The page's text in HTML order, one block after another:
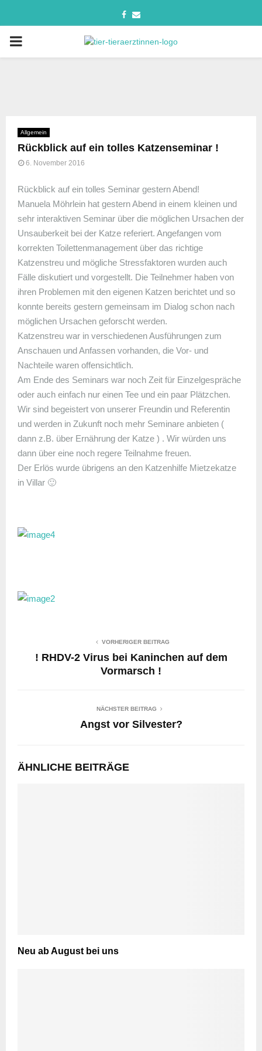
Allgemein
Rückblick auf ein tolles Katzenseminar !
6. November 2016
Rückblick auf ein tolles Seminar gestern Abend!
Manuela Möhrlein hat gestern Abend in einem kleinen und
sehr interaktiven Seminar über die möglichen Ursachen der
Unsauberkeit bei der Katze referiert. Angefangen vom
korrekten Toilettenmanagement über das richtige
Katzenstreu und mögliche Stressfaktoren wurden auch
Fälle diskutiert und vorgestellt. Die Teilnehmer haben von
ihren Problemen mit den eigenen Katzen berichtet und so
konnte bereits gestern gemeinsam im Dialog schon nach
möglichen Ursachen geforscht werden.
Katzenstreu war in verschiedenen Ausführungen zum
Anschauen und Anfassen vorhanden, die Vor- und
Nachteile waren offensichtlich.
Am Ende des Seminars war noch Zeit für Einzelgespräche
oder auch einfach nur einen Tee und ein paar Plätzchen.
Wir sind begeistert von unserer Freundin und Referentin
und werden in Zukunft noch mehr Seminare anbieten (
dann z.B. über Ernährung der Katze ) . Wir würden uns
dann über eine noch regere Teilnahme freuen.
Der Erlös wurde übrigens an den Katzenhilfe Mietzekatze
in Villar 🙂
VORHERIGER BEITRAG
! RHDV-2 Virus bei Kaninchen auf dem
Vormarsch !
NÄCHSTER BEITRAG
Angst vor Silvester?
ÄHNLICHE BEITRÄGE
Neu ab August bei uns